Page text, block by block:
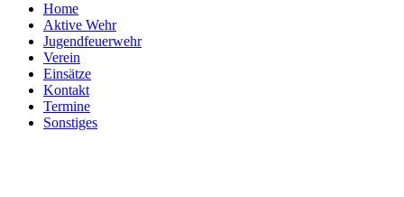
Home
Aktive Wehr
Jugendfeuerwehr
Verein
Einsätze
Kontakt
Termine
Sonstiges